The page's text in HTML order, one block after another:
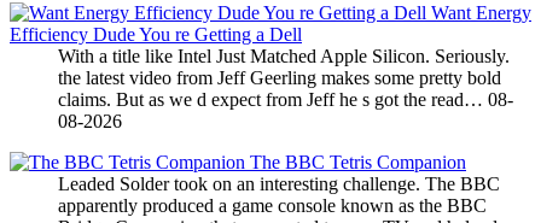
Want Energy
Efficiency Dude You re Getting a Dell
With a title like Intel Just Matched Apple Silicon. Seriously.
the latest video from Jeff Geerling makes some pretty bold
claims. But as we d expect from Jeff he s got the read… 08-
08-2026
The BBC Tetris Companion
Leaded Solder took on an interesting challenge. The BBC
apparently produced a game console known as the BBC